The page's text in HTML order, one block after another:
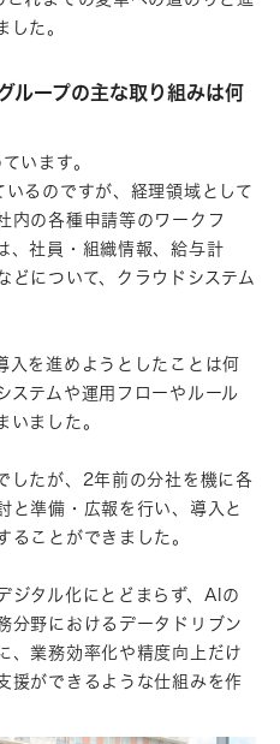
した。
ループの主な取り組みは何
います。
るのですが、経理領域として
内の各種申請等のワークフ
、社員・組織情報、給与計
どについて、クラウドシステム
入を進めようとしたことは何
ステムや運用フローやルール
いました。
したが、2年前の分社を機に各
と準備・広報を行い、導入と
ることができました。
ジタル化にとどまらず、AIの
分野におけるデータドリブン
、業務効率化や精度向上だけ
援ができるような仕組みを作